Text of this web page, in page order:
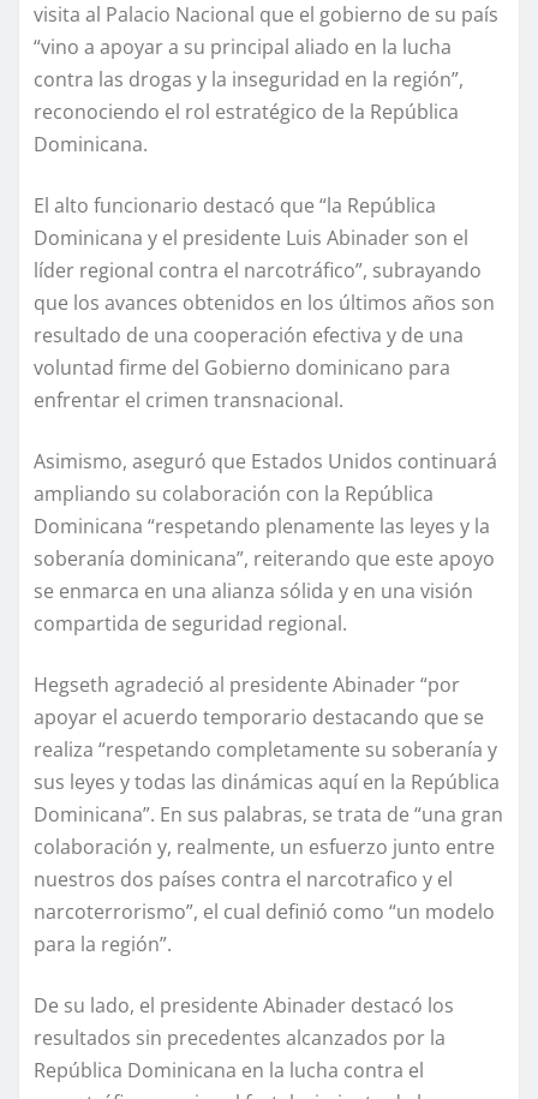
visita al Palacio Nacional que el gobierno de su país
“vino a apoyar a su principal aliado en la lucha
contra las drogas y la inseguridad en la región”,
reconociendo el rol estratégico de la República
Dominicana.
El alto funcionario destacó que “la República
Dominicana y el presidente Luis Abinader son el
líder regional contra el narcotráfico”, subrayando
que los avances obtenidos en los últimos años son
resultado de una cooperación efectiva y de una
voluntad firme del Gobierno dominicano para
enfrentar el crimen transnacional.
Asimismo, aseguró que Estados Unidos continuará
ampliando su colaboración con la República
Dominicana “respetando plenamente las leyes y la
soberanía dominicana”, reiterando que este apoyo
se enmarca en una alianza sólida y en una visión
compartida de seguridad regional.
Hegseth agradeció al presidente Abinader “por
apoyar el acuerdo temporario destacando que se
realiza “respetando completamente su soberanía y
sus leyes y todas las dinámicas aquí en la República
Dominicana”. En sus palabras, se trata de “una gran
colaboración y, realmente, un esfuerzo junto entre
nuestros dos países contra el narcotrafico y el
narcoterrorismo”, el cual definió como “un modelo
para la región”.
De su lado, el presidente Abinader destacó los
resultados sin precedentes alcanzados por la
República Dominicana en la lucha contra el